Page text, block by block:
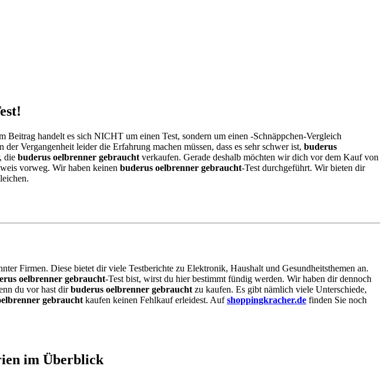
Beitrag handelt es sich NICHT um einen Test, sondern um einen -Schnäppchen-Vergleich
der Vergangenheit leider die Erfahrung machen müssen, dass es sehr schwer ist, buderus
die buderus oelbrenner gebraucht verkaufen. Gerade deshalb möchten wir dich vor dem Kauf von
vorweg. Wir haben keinen buderus oelbrenner gebraucht-Test durchgeführt. Wir bieten dir
Firmen. Diese bietet dir viele Testberichte zu Elektronik, Haushalt und Gesundheitsthemen an.
oelbrenner gebraucht-Test bist, wirst du hier bestimmt fündig werden. Wir haben dir dennoch
du vor hast dirbuderus oelbrenner gebraucht zu kaufen. Es gibt nämlich viele Unterschiede,
gebraucht kaufen keinen Fehlkauf erleidest. Aufshoppingkracher.de finden Sie noch
im Überblick